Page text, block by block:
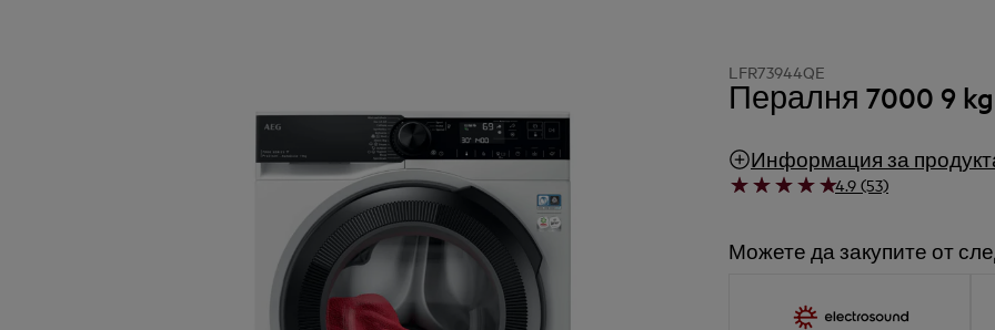
LFR73944QE
Пералня 7000 9 kg
Информация за
4.9 (53)
Можете да закупите от